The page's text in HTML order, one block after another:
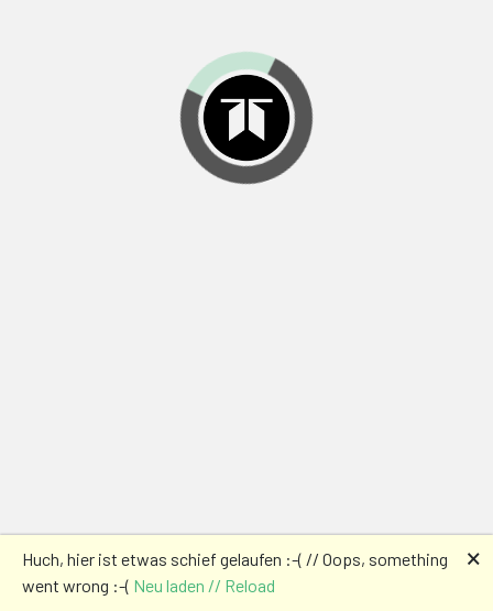
Huch, hier ist etwas schief gelaufen :-( // Oops, something
went wrong :-( Neu laden // Reload
🗙